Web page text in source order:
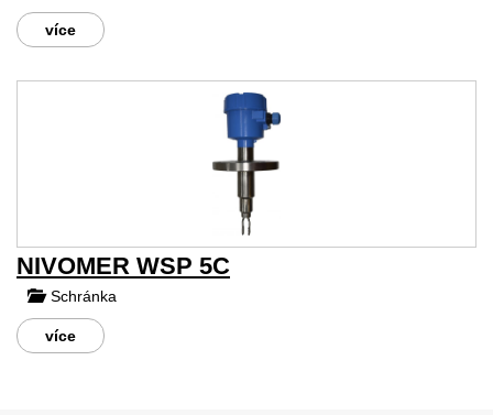
více
NIVOMER WSP 5C
Schránka
více